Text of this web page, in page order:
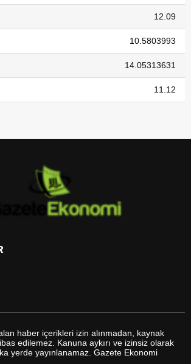
12.09
10.5803993
14.05313631
11.12
e-bültenine abone olarak, tarafınıza haber,
haber içerikleri izin alınmadan, kaynak
edilemez. Kanuna aykırı ve izinsiz olarak
yerde yayınlanamaz. Gazete Ekonomi